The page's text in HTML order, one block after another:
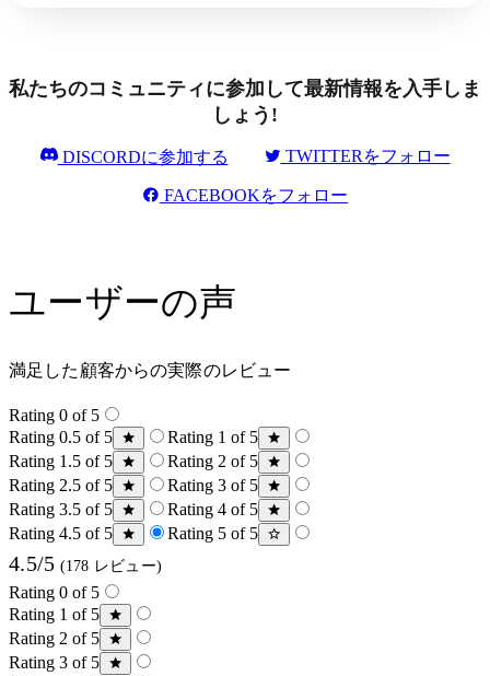
私たちのコミュニティに参加して最新情報を入手しま
しょう!
DISCORDに参加する TWITTERをフォロー
FACEBOOKをフォロー
ユーザーの声
満足した顧客からの実際のレビュー
Rating 0 of 5
Rating 0.5 of 5
Rating 1 of 5
Rating 1.5 of 5
Rating 2 of 5
Rating 2.5 of 5
Rating 3 of 5
Rating 3.5 of 5
Rating 4 of 5
Rating 4.5 of 5
Rating 5 of 5
4.5/5 (178 レビュー)
Rating 0 of 5
Rating 1 of 5
Rating 2 of 5
Rating 3 of 5